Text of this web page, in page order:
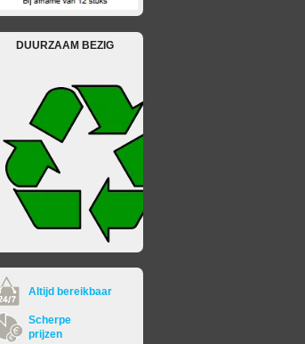
DUURZAAM BEZIG
Altijd bereikbaar
Scherpe
prijzen